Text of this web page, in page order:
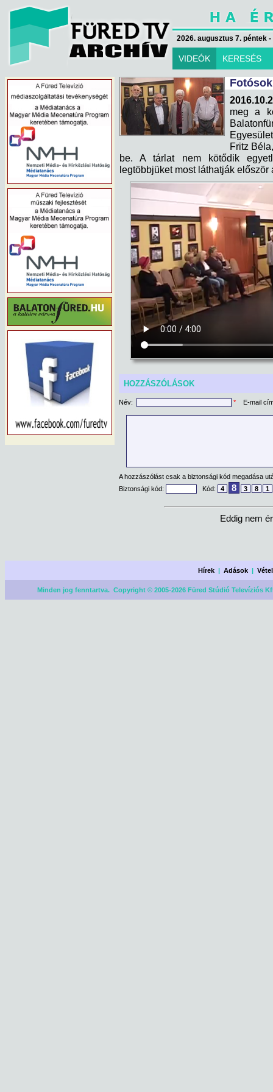
2026. augusztus 7. péntek
VIDEÓK KERESÉS
meg a
Fritz
be. A tárlat nem kötődik
legtöbbjüket most láthatják először
HOZZÁSZÓLÁSOK
Név: * E-mail
A hozzászólást csak a biztonsági kód megadása
Biztonsági kód:
Kód: 4 8 3 8 1
Eddig nem
Hírek |Adások |
Minden jog fenntartva. Copyright © 2005-2026 Füred Stúdió Televíziós